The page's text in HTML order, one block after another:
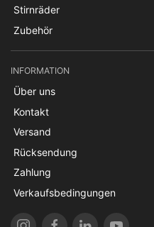
Stirnräder
Zubehör
INFORMATION
Über uns
Kontakt
Versand
Rücksendung
Zahlung
Verkaufsbedingungen